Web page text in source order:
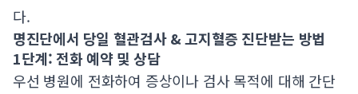
다.
명진단에서 당일 혈관검사 & 고지혈증 진단받는 방법
1단계: 전화 예약 및 상담
우선 병원에 전화하여 증상이나 검사 목적에 대해 간단